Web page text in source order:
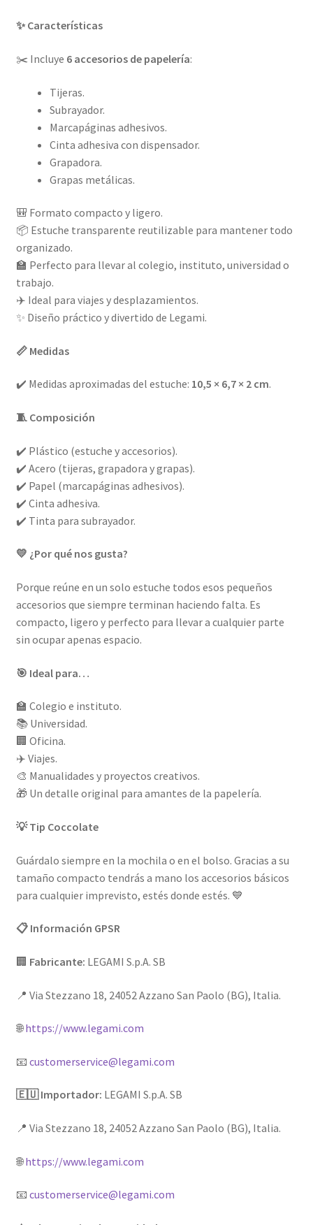
✨ Características
✂️ Incluye 6 accesorios de papelería:
Tijeras.
Subrayador.
Marcapáginas adhesivos.
Cinta adhesiva con dispensador.
Grapadora.
Grapas metálicas.
🎒 Formato compacto y ligero.
📦 Estuche transparente reutilizable para mantener todo
organizado.
🏫 Perfecto para llevar al colegio, instituto, universidad o
trabajo.
✈️ Ideal para viajes y desplazamientos.
✨ Diseño práctico y divertido de Legami.
📏 Medidas
✔️ Medidas aproximadas del estuche: 10,5 × 6,7 × 2 cm.
🧵 Composición
✔️ Plástico (estuche y accesorios).
✔️ Acero (tijeras, grapadora y grapas).
✔️ Papel (marcapáginas adhesivos).
✔️ Cinta adhesiva.
✔️ Tinta para subrayador.
💛 ¿Por qué nos gusta?
Porque reúne en un solo estuche todos esos pequeños
accesorios que siempre terminan haciendo falta. Es
compacto, ligero y perfecto para llevar a cualquier parte
sin ocupar apenas espacio.
🎯 Ideal para…
🏫 Colegio e instituto.
📚 Universidad.
🏢 Oficina.
✈️ Viajes.
🎨 Manualidades y proyectos creativos.
🎁 Un detalle original para amantes de la papelería.
💡 Tip Coccolate
Guárdalo siempre en la mochila o en el bolso. Gracias a su
tamaño compacto tendrás a mano los accesorios básicos
para cualquier imprevisto, estés donde estés. 💙
📋 Información GPSR
🏢 Fabricante: LEGAMI S.p.A. SB
📍 Via Stezzano 18, 24052 Azzano San Paolo (BG), Italia.
🌐https://www.legami.com
📧 customerservice@legami.com
🇪🇺 Importador: LEGAMI S.p.A. SB
📍 Via Stezzano 18, 24052 Azzano San Paolo (BG), Italia.
🌐https://www.legami.com
📧 customerservice@legami.com